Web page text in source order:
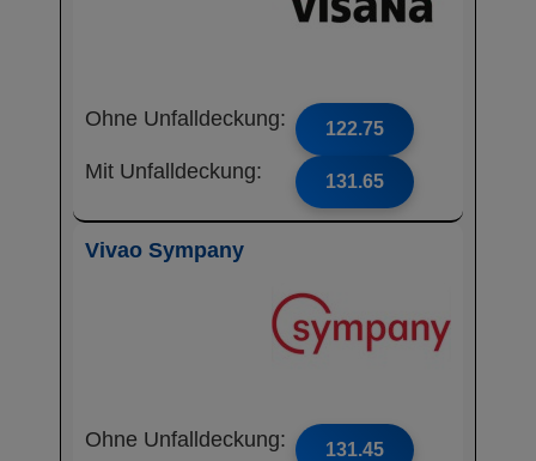
Ohne Unfalldeckung: 122.75
Mit Unfalldeckung: 131.65
Vivao Sympany
Ohne Unfalldeckung: 131.45